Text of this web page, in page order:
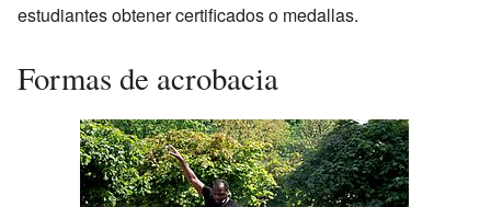
estudiantes obtener certificados o medallas.
Formas de acrobacia